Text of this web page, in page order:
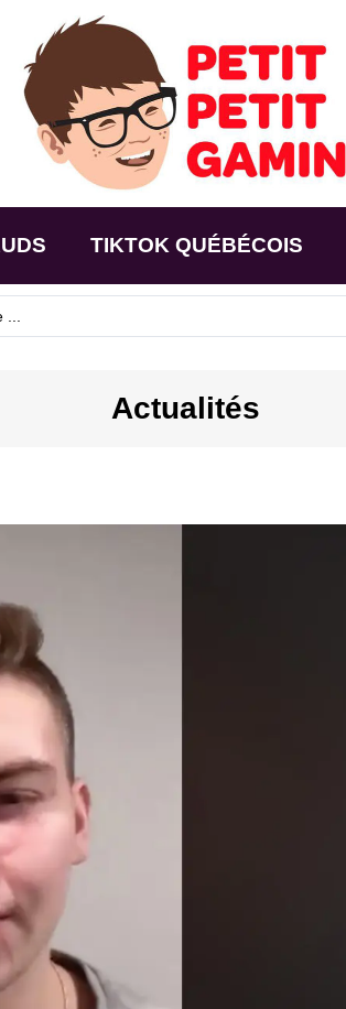
TIKTOK QUÉBÉCOIS
Actualités